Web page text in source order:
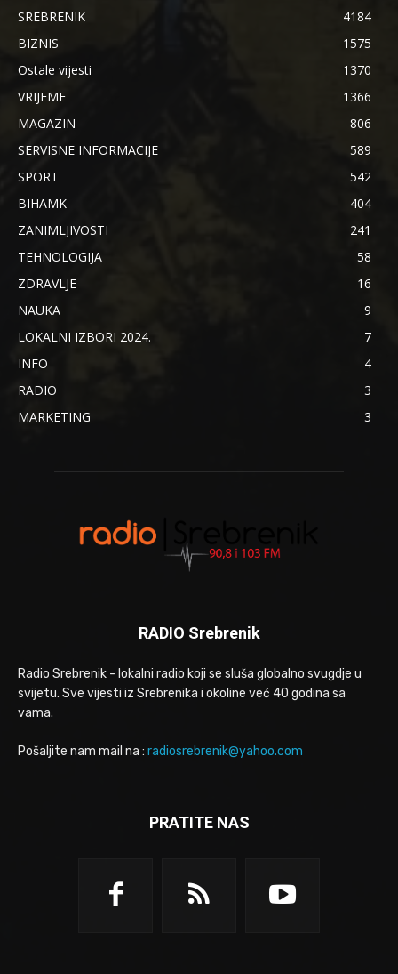
SREBRENIK
4184
BIZNIS
1575
Ostale vijesti
1370
VRIJEME
1366
MAGAZIN
806
SERVISNE INFORMACIJE
589
SPORT
542
BIHAMK
404
ZANIMLJIVOSTI
241
TEHNOLOGIJA
58
ZDRAVLJE
16
NAUKA
9
LOKALNI IZBORI 2024.
7
INFO
4
RADIO
3
MARKETING
3
RADIO Srebrenik
Radio Srebrenik - lokalni radio koji se sluša globalno svugdje u
svijetu. Sve vijesti iz Srebrenika i okoline već 40 godina sa
vama.
Pošaljite nam mail na : radiosrebrenik@yahoo.com
PRATITE NAS